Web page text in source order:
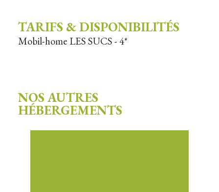
TARIFS & DISPONIBILITÉS
Mobil-home LES SUCS - 4*
NOS AUTRES
HÉBERGEMENTS